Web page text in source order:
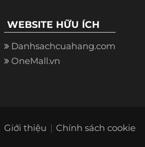
WEBSITE HỮU ÍCH
Danhsachcuahang.com
OneMall.vn
Giới thiệu Chính sách cookie